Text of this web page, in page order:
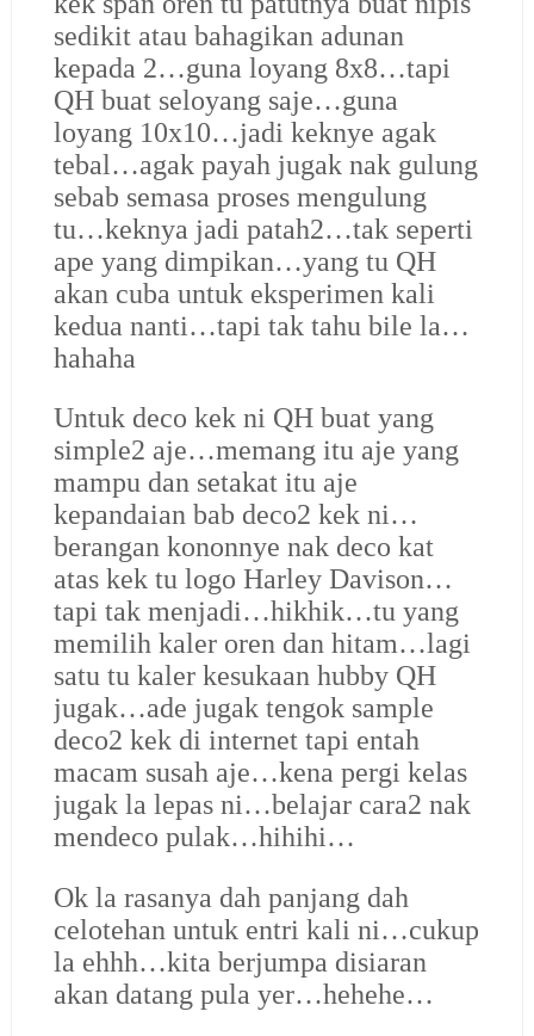
sedikit atau bahagikan adunan
kepada 2…guna loyang 8x8…tapi
QH buat seloyang saje…guna
loyang 10x10…jadi keknye agak
tebal…agak payah jugak nak gulung
sebab semasa proses mengulung
tu…keknya jadi patah2…tak seperti
ape yang dimpikan…yang tu QH
akan cuba untuk eksperimen kali
kedua nanti…tapi tak tahu bile la…
hahaha
Untuk deco kek ni QH buat yang
simple2 aje…memang itu aje yang
mampu dan setakat itu aje
kepandaian bab deco2 kek ni…
berangan kononnye nak deco kat
atas kek tu logo Harley Davison…
tapi tak menjadi…hikhik…tu yang
memilih kaler oren dan hitam…lagi
satu tu kaler kesukaan hubby QH
jugak…ade jugak tengok sample
deco2 kek di internet tapi entah
macam susah aje…kena pergi kelas
jugak la lepas ni…belajar cara2 nak
mendeco pulak…hihihi…
Ok la rasanya dah panjang dah
celotehan untuk entri kali ni…cukup
la ehhh…kita berjumpa disiaran
akan datang pula yer…hehehe…